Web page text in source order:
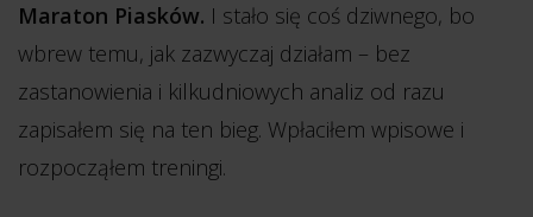
Maraton Piasków. I stało się coś dziwnego, bo
wbrew temu, jak zazwyczaj działam – bez
zastanowienia i kilkudniowych analiz od razu
zapisałem się na ten bieg. Wpłaciłem wpisowe i
rozpocząłem treningi.